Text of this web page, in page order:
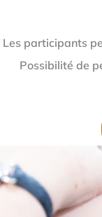
Les participants
Possibilité de